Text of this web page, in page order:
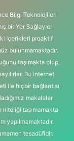
Bilgi Teknolojileri
bir Yer Sağlayıcı
içerikleri proaktif
bulunmamaktadır.
taşımakta olup,
Bu internet
ile hiçbir bağlantısı
makaleler
niteliği taşımamakta
yapılmamaktadır.
tesadüfidir.